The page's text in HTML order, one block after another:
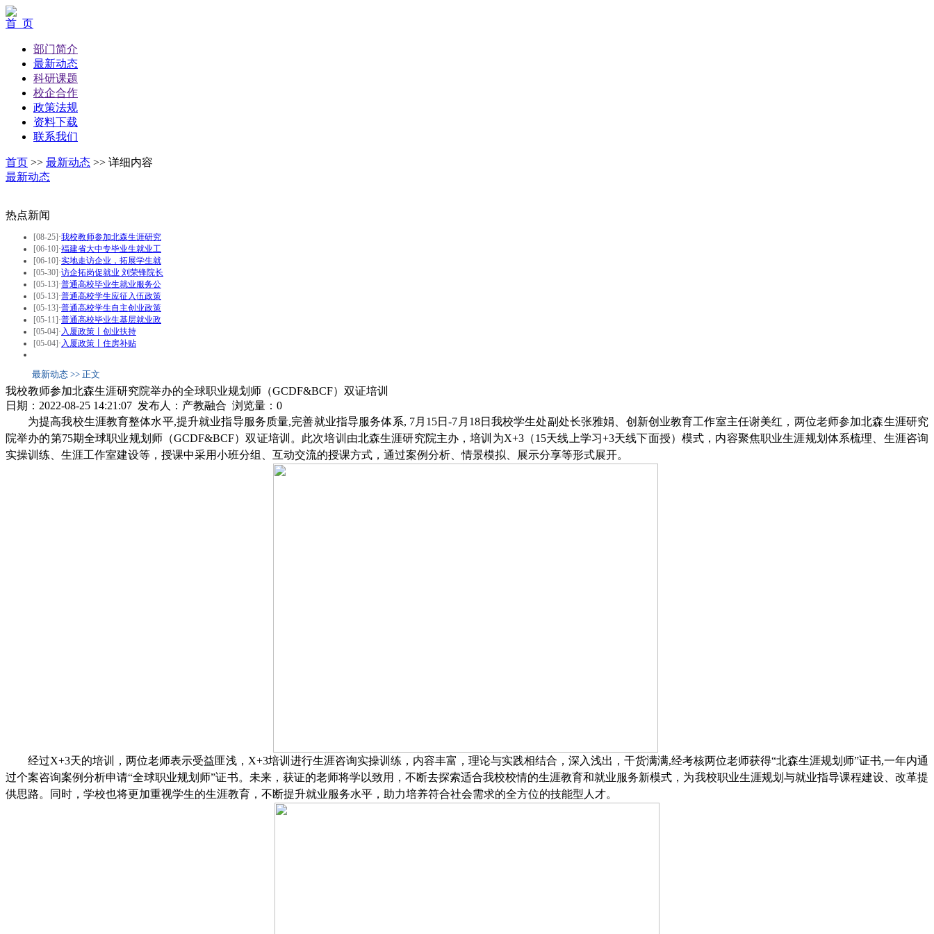
首 页
部门简介
最新动态
科研课题
校企合作
政策法规
资料下载
联系我们
首页 >> 最新动态 >> 详细内容
最新动态
热点新闻
[08-25] ·我校教师参加北森生涯研究
[06-10] ·福建省大中专毕业生就业工
[06-10] ·实地走访企业，拓展学生就
[05-30] ·访企拓岗促就业 刘荣锋院长
[05-13] ·普通高校毕业生就业服务公
[05-13] ·普通高校学生应征入伍政策
[05-13] ·普通高校学生自主创业政策
[05-11] ·普通高校毕业生基层就业政
[05-04] · 入厦政策丨创业扶持
[05-04] · 入厦政策丨住房补贴
最新动态 >> 正文
我校教师参加北森生涯研究院举办的全球职业规划师（GCDF&BCF）双证培训
日期：2022-08-25 14:21:07 发布人：产教融合 浏览量： 0
为提高我校生涯教育整体水平,提升就业指导服务质量,完善就业指导服务体系, 7月15日-7月18日我校学生处副处长张雅娟、创新创业教育工作室主任谢美红，两位老师参加北森生涯研究
院举办的第75期全球职业规划师（GCDF&BCF）双证培训。此次培训由北森生涯研究院主办，培训为X+3（15天线上学习+3天线下面授）模式，内容聚焦职业生涯规划体系梳理、生涯咨询
实操训练、生涯工作室建设等，授课中采用小班分组、互动交流的授课方式，通过案例分析、情景模拟、展示分享等形式展开。
经过X+3天的培训，两位老师表示受益匪浅，X+3培训进行生涯咨询实操训练，内容丰富，理论与实践相结合，深入浅出，干货满满,经考核两位老师获得“北森生涯规划师”证书,一年内通
过个案咨询案例分析申请“全球职业规划师”证书。未来，获证的老师将学以致用，不断去探索适合我校校情的生涯教育和就业服务新模式，为我校职业生涯规划与就业指导课程建设、改革提
供思路。同时，学校也将更加重视学生的生涯教育，不断提升就业服务水平，助力培养符合社会需求的全方位的技能型人才。